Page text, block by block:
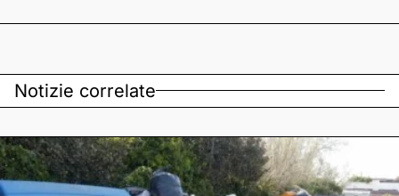
Notizie correlate